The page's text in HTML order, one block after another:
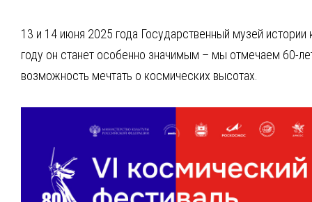
13 и 14 июня 2025 года Государственный музей
году он станет особенно значимым – мы отмечаем 60-
возможность мечтать о космических высотах.